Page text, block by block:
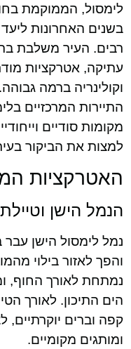
לימסול, הממוקמת
בשנים האחרונות
רבים. העיר משלבת
עתיקה, אטרקציות
וקולינריה ברמה
התיירות המרכזיים
מקומות סודיים
למצות את הביקור
האטרקציות
הנמל הישן
נמל לימסול הישן
והפך לאזור בילוי
נמתחת לאורך החוף,
הים התיכון. לאורך
קפה וברים יוקרתיים,
ומותגים מקומיים.